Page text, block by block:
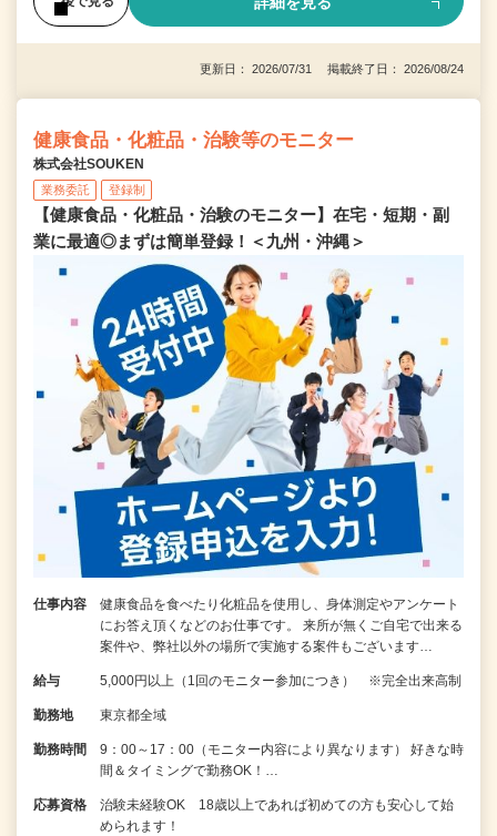
更新日： 2026/07/31 掲載終了日： 2026/08/24
健康食品・化粧品・治験等のモニター
株式会社SOUKEN
業務委託 登録制
【健康食品・化粧品・治験のモニター】在宅・短期・副
業に最適◎まずは簡単登録！＜九州・沖縄＞
仕事内容
健康食品を食べたり化粧品を使用し、身体測定やアンケート
にお答え頂くなどのお仕事です。 来所が無くご自宅で出来る
案件や、弊社以外の場所で実施する案件もございます…
給与 5,000円以上（1回のモニター参加につき） ※完全出来高制
勤務地 東京都全域
勤務時間
9：00～17：00（モニター内容により異なります） 好きな時
間＆タイミングで勤務OK！…
応募資格
治験未経験OK 18歳以上であれば初めての方も安心して始
められます！